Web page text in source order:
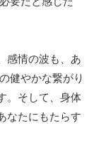
感情の波も、あ
健やかな繋がり
。そして、身体
なたにもたらす